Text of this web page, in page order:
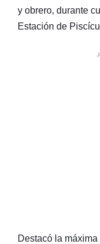
y obrero, durante
Estación de
Destacó la